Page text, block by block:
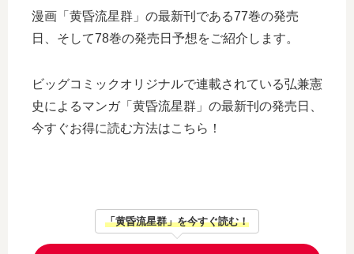
漫画「黄昏流星群」の最新刊である77巻の発売
日、そして78巻の発売日予想をご紹介します。
ビッグコミックオリジナルで連載されている弘兼憲
史によるマンガ「黄昏流星群」の最新刊の発売日、
今すぐお得に読む方法はこちら！
「黄昏流星群」を今すぐ読む！